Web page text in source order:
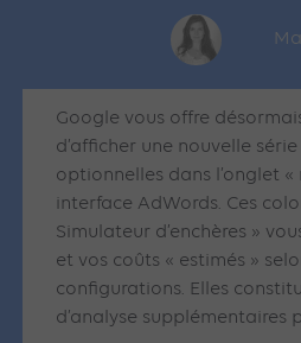
Google vous offre
d’afficher une nouvelle
optionnelles dans l’onglet
interface AdWords. Ces
Simulateur d’enchères »
et vos coûts « estimés »
configurations. Elles
d’analyse supplémentaires